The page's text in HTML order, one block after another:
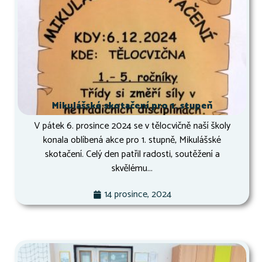
Mikulášské skotačení pro 1. stupeň
V pátek 6. prosince 2024 se v tělocvičně naší školy
konala oblíbená akce pro 1. stupně, Mikulášské
skotačení. Celý den patřil radosti, soutěžení a
skvělému...
14 prosince, 2024